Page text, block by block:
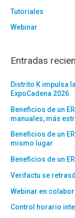
Tutoriales
Webinar
Entradas
Distrito K impulsa
ExpoCadena 2026
Beneficios de un
manuales, más
Beneficios de un
mismo lugar
Beneficios de un
Verifactu se
Webinar en
Control horario